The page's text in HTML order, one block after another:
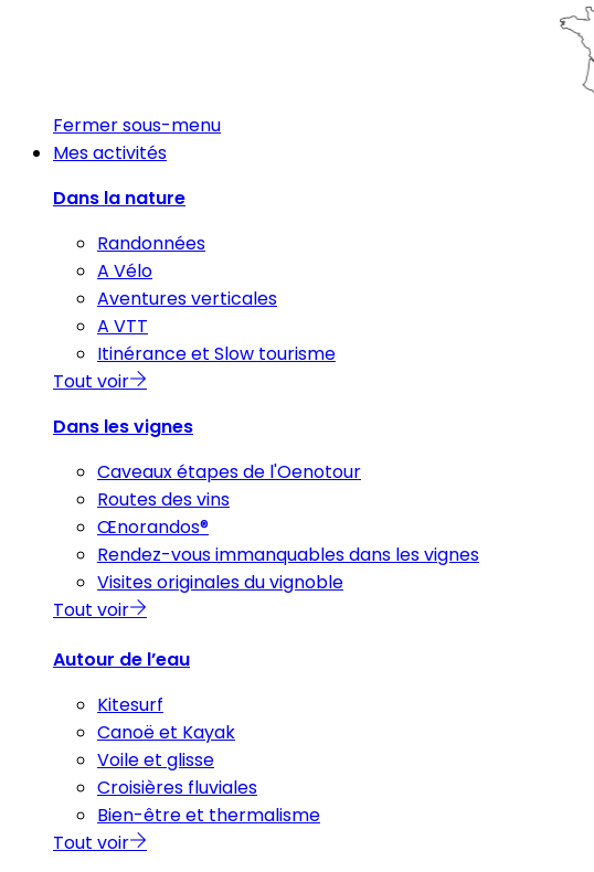
Fermer sous-menu
Mes activités
Dans la nature
Randonnées
A Vélo
Aventures verticales
A VTT
Itinérance et Slow tourisme
Tout voir
Dans les vignes
Caveaux étapes de l'Oenotour
Routes des vins
Œnorandos®
Rendez-vous immanquables dans les vignes
Visites originales du vignoble
Tout voir
Autour de l’eau
Kitesurf
Canoë et Kayak
Voile et glisse
Croisières fluviales
Bien-être et thermalisme
Tout voir